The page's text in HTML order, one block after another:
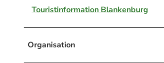
Touristinformation Blankenburg
Organisation